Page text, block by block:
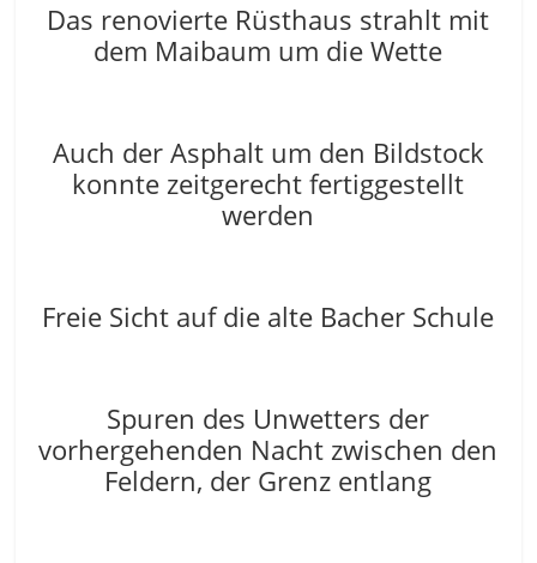
Das renovierte Rüsthaus strahlt mit
dem Maibaum um die Wette
Auch der Asphalt um den Bildstock
konnte zeitgerecht fertiggestellt
werden
Freie Sicht auf die alte Bacher Schule
Spuren des Unwetters der
vorhergehenden Nacht zwischen den
Feldern, der Grenz entlang